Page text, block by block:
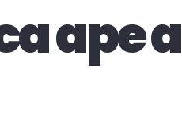
ape a